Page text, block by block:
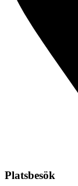
Platsbesök